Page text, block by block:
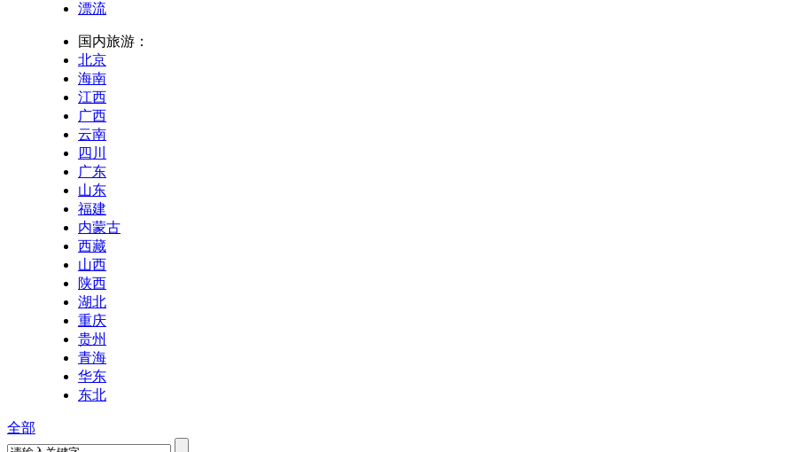
漂流
国内旅游：
北京
海南
江西
广西
云南
四川
广东
山东
福建
内蒙古
西藏
山西
陕西
湖北
重庆
贵州
青海
华东
东北
全部